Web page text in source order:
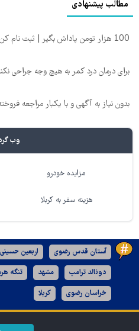
مطالب پیشنهادی
100 هزار تومن پاداش بگیر | ثبت نام کن
برای درمان درد کمر به هیچ وجه جراحی
بدون نیاز به آگهی و با یکبار مراجعه
وب
مزایده خودرو
هزینه سفر به کربلا
آستان قدس رضوی اربعین حسینی
دونالد ترامپ مشهد تنگه
خراسان رضوی کربلا